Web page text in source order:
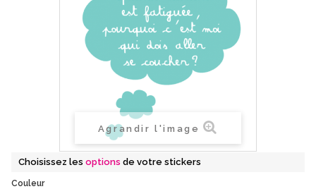
Agrandir l'image
Choisissez les options de votre stickers
Couleur